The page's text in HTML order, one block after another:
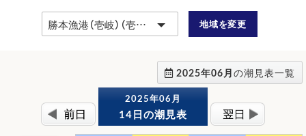
地域を変更
2025年06月の潮見表一覧
2025年06月
14日の潮見表